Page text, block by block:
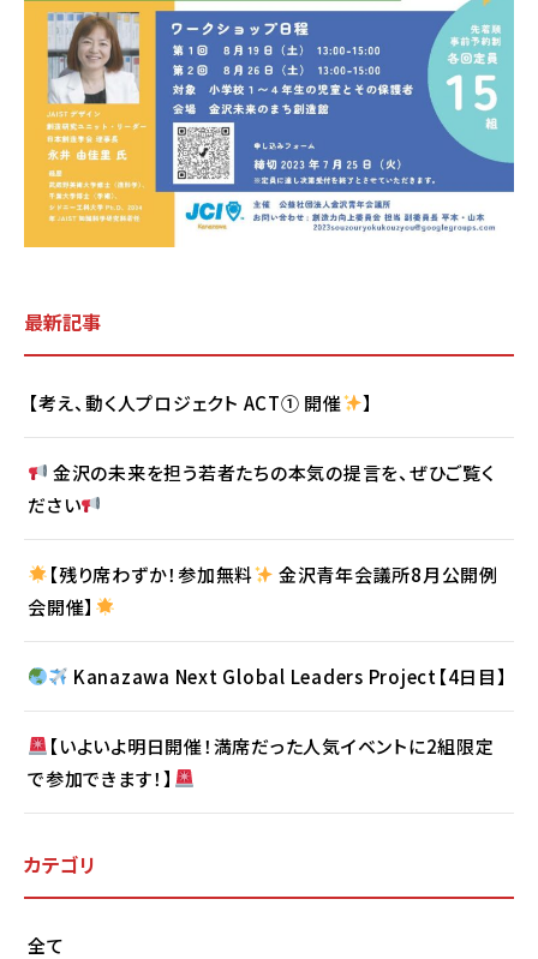
最新記事
【考え、動く人プロジェクト ACT① 開催 】
金沢の未来を担う若者たちの本気の提言を、ぜひご覧く
ださい
【残り席わずか！参加無料
金沢青年会議所8月公開例
会開催】
Kanazawa Next Global Leaders Project【4日目】
【いよいよ明日開催！満席だった人気イベントに2組限定
で参加できます！】
カテゴリ
全て